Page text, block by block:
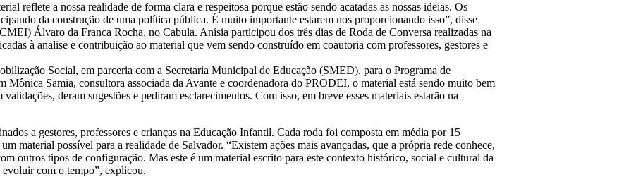
reflete a nossa realidade de forma clara e respeitosa porque estão sendo acatadas as nossas ideias. Os
da construção de uma política pública. É muito importante estarem nos proporcionando isso”, disse
Álvaro da Franca Rocha, no Cabula. Anísia participou dos três dias de Roda de Conversa realizadas na
à analise e contribuição ao material que vem sendo construído em coautoria com professores, gestores e
Social, em parceria com a Secretaria Municipal de Educação (SMED), para o Programa de
Samia, consultora associada da Avante e coordenadora do PRODEI, o material está sendo muito bem
deram sugestões e pediram esclarecimentos. Com isso, em breve esses materiais estarão na
a gestores, professores e crianças na Educação Infantil. Cada roda foi composta em média por 15
material possível para a realidade de Salvador. “Existem ações mais avançadas, que a própria rede conhece,
outros tipos de configuração. Mas este é um material escrito para este contexto histórico, social e cultural da
evoluir com o tempo”, explicou.